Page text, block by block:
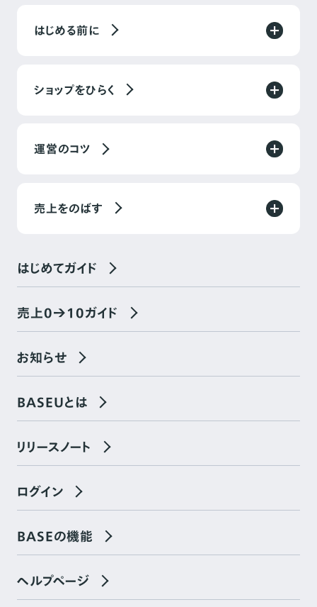
はじめる前に
ショップをひらく
運営のコツ
売上をのばす
はじめてガイド
売上0→10ガイド
お知らせ
BASEUとは
リリースノート
ログイン
BASEの機能
ヘルプページ